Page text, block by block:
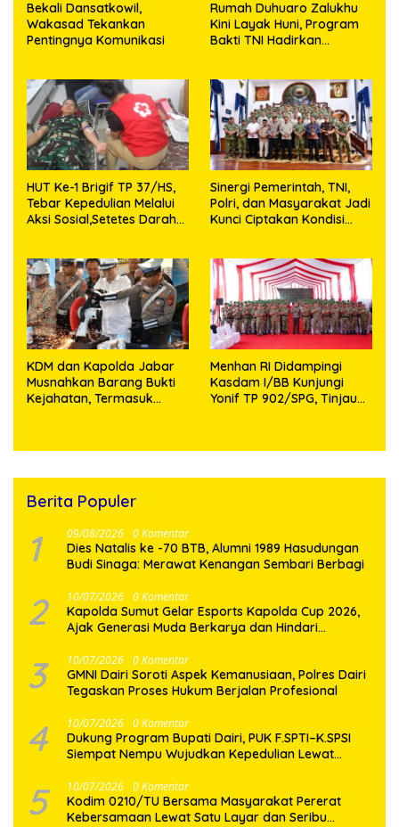
Bekali Dansatkowil,
Wakasad Tekankan
Pentingnya Komunikasi
Rumah Duhuaro Zalukhu
Kini Layak Huni, Program
Bakti TNI Hadirkan
HUT Ke-1 Brigif TP 37/HS,
Tebar Kepedulian Melalui
Aksi Sosial,Setetes Darah
Sinergi Pemerintah, TNI,
Polri, dan Masyarakat Jadi
Kunci Ciptakan Kondisi
KDM dan Kapolda Jabar
Musnahkan Barang Bukti
Kejahatan, Termasuk
Menhan RI Didampingi
Kasdam I/BB Kunjungi
Yonif TP 902/SPG, Tinjau
Berita Populer
1 09/08/2026 0 Komentar
Dies Natalis ke -70 BTB, Alumni 1989 Hasudungan
Budi Sinaga: Merawat Kenangan Sembari Berbagi
2 10/07/2026 0 Komentar
Kapolda Sumut Gelar Esports Kapolda Cup 2026,
Ajak Generasi Muda Berkarya dan Hindari
3 10/07/2026 0 Komentar
GMNI Dairi Soroti Aspek Kemanusiaan, Polres Dairi
Tegaskan Proses Hukum Berjalan Profesional
4 10/07/2026 0 Komentar
Dukung Program Bupati Dairi, PUK F.SPTI–K.SPSI
Siempat Nempu Wujudkan Kepedulian Lewat
5 10/07/2026 0 Komentar
Kodim 0210/TU Bersama Masyarakat Pererat
Kebersamaan Lewat Satu Layar dan Seribu